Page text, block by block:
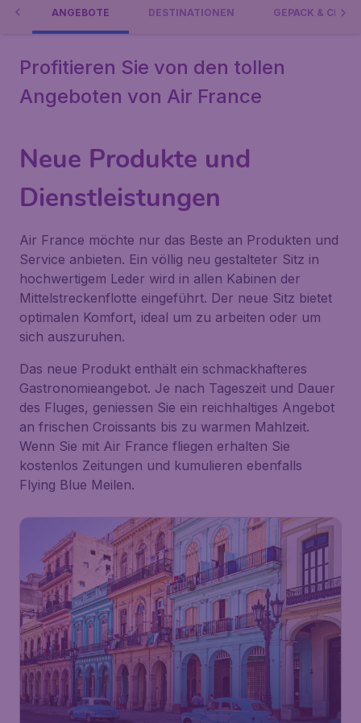
ANGEBOTE DESTINATIONEN GEPÄCK &
Profitieren Sie von den tollen
Angeboten von Air France
Neue Produkte und
Dienstleistungen
Air France möchte nur das Beste an Produkten und
Service anbieten. Ein völlig neu gestalteter Sitz in
hochwertigem Leder wird in allen Kabinen der
Mittelstreckenflotte eingeführt. Der neue Sitz bietet
optimalen Komfort, ideal um zu arbeiten oder um
sich auszuruhen.
Das neue Produkt enthält ein schmackhafteres
Gastronomieangebot. Je nach Tageszeit und Dauer
des Fluges, geniessen Sie ein reichhaltiges Angebot
an frischen Croissants bis zu warmen Mahlzeit.
Wenn Sie mit Air France fliegen erhalten Sie
kostenlos Zeitungen und kumulieren ebenfalls
Flying Blue Meilen.